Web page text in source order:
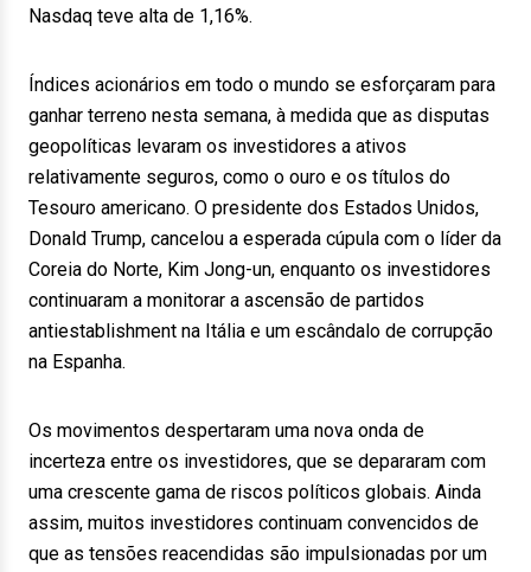
Nasdaq teve alta de 1,16%.
Índices acionários em todo o mundo se esforçaram para
ganhar terreno nesta semana, à medida que as disputas
geopolíticas levaram os investidores a ativos
relativamente seguros, como o ouro e os títulos do
Tesouro americano. O presidente dos Estados Unidos,
Donald Trump, cancelou a esperada cúpula com o líder da
Coreia do Norte, Kim Jong-un, enquanto os investidores
continuaram a monitorar a ascensão de partidos
antiestablishment na Itália e um escândalo de corrupção
na Espanha.
Os movimentos despertaram uma nova onda de
incerteza entre os investidores, que se depararam com
uma crescente gama de riscos políticos globais. Ainda
assim, muitos investidores continuam convencidos de
que as tensões reacendidas são impulsionadas por um